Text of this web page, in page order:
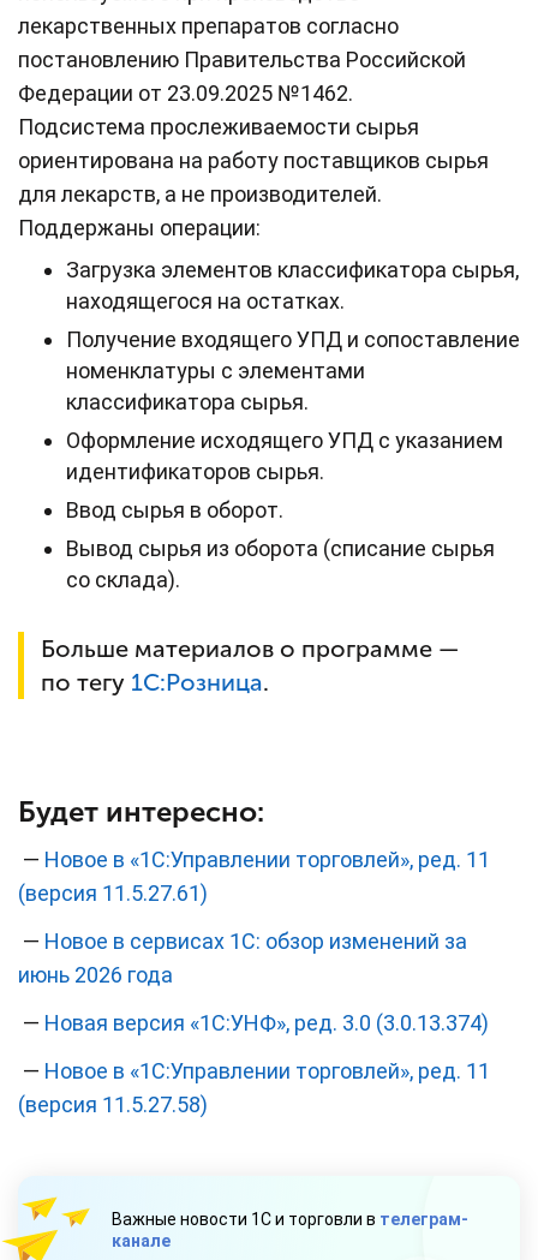
лекарственных препаратов согласно
постановлению Правительства Российской
Федерации от 23.09.2025 №1462.
Подсистема прослеживаемости сырья
ориентирована на работу поставщиков сырья
для лекарств, а не производителей.
Поддержаны операции:
Загрузка элементов классификатора сырья,
находящегося на остатках.
Получение входящего УПД и сопоставление
номенклатуры с элементами
классификатора сырья.
Оформление исходящего УПД с указанием
идентификаторов сырья.
Ввод сырья в оборот.
Вывод сырья из оборота (списание сырья
со склада).
Больше материалов о программе —
по тегу 1С:Розница.
Будет интересно:
— Новое в «1С:Управлении торговлей», ред. 11
(версия 11.5.27.61)
— Новое в сервисах 1С: обзор изменений за
июнь 2026 года
— Новая версия «1С:УНФ», ред. 3.0 (3.0.13.374)
— Новое в «1С:Управлении торговлей», ред. 11
(версия 11.5.27.58)
Важные новости 1С и торговли в телеграм-
канале